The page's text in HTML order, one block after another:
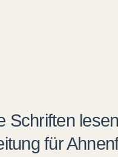
Schriften
für